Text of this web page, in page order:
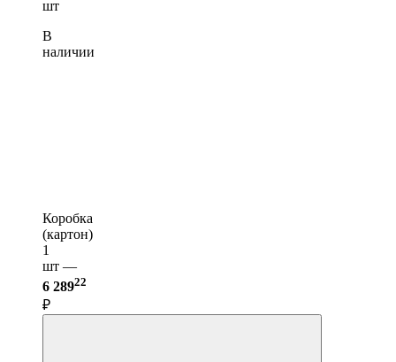
шт
В
наличии
Коробка
(картон)
1
шт —
6 28922
₽